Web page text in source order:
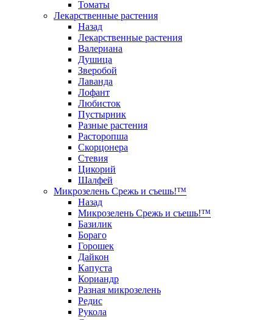
Томаты
Лекарственные растения
Назад
Лекарственные растения
Валериана
Душица
Зверобой
Лаванда
Лофант
Любисток
Пустырник
Разные растения
Расторопша
Скорцонера
Стевия
Цикорий
Шалфей
Микрозелень Срежь и съешь!™
Назад
Микрозелень Срежь и съешь!™
Базилик
Бораго
Горошек
Дайкон
Капуста
Кориандр
Разная микрозелень
Редис
Рукола